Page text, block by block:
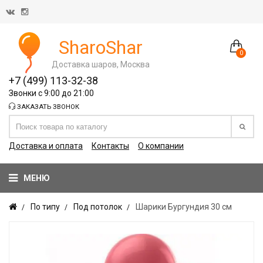
0
SharoShar
Доставка шаров, Москва
+7 (499) 113-32-38
Звонки с 9:00 до 21:00
ЗАКАЗАТЬ ЗВОНОК
Доставка и оплата Контакты О компании
МЕНЮ
По типу Под потолок Шарики Бургундия 30 см